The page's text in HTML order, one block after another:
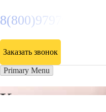
8(800)9797043
Заказать звонок
Primary Menu
Курсы